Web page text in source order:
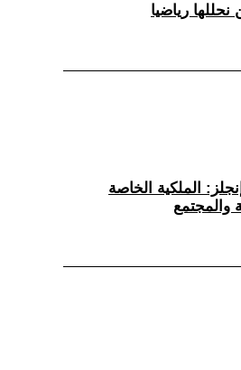
الملكية الخاصة
والمجتمع